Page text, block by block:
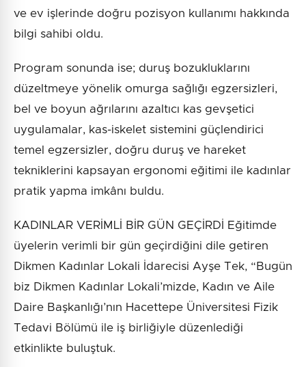
ve ev işlerinde doğru pozisyon kullanımı hakkında
bilgi sahibi oldu.
Program sonunda ise; duruş bozukluklarını
düzeltmeye yönelik omurga sağlığı egzersizleri,
bel ve boyun ağrılarını azaltıcı kas gevşetici
uygulamalar, kas-iskelet sistemini güçlendirici
temel egzersizler, doğru duruş ve hareket
tekniklerini kapsayan ergonomi eğitimi ile kadınlar
pratik yapma imkânı buldu.
KADINLAR VERİMLİ BİR GÜN GEÇİRDİ Eğitimde
üyelerin verimli bir gün geçirdiğini dile getiren
Dikmen Kadınlar Lokali İdarecisi Ayşe Tek, “Bugün
biz Dikmen Kadınlar Lokali’mizde, Kadın ve Aile
Daire Başkanlığı’nın Hacettepe Üniversitesi Fizik
Tedavi Bölümü ile iş birliğiyle düzenlediği
etkinlikte buluştuk.